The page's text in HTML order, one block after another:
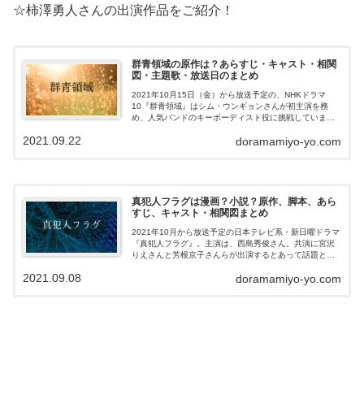
☆柿澤勇人さんの出演作品をご紹介！
群青領域の原作は？あらすじ・キャスト・相関
図・主題歌・放送日のまとめ
2021年10月15日（金）から放送予定の、NHKドラマ
10『群青領域』はシム・ウンギョンさんが初主演を務
め、人気バンドのキーボーディスト役に挑戦していま
記事では、ドラマの原作・脚本・あらす...doramamiyo-yo.com
2021.09.22
真犯人フラグは漫画？小説？原作、脚本、あら
すじ、キャスト・相関図まとめ
2021年10月から放送予定の日本テレビ系・新日曜ドラマ
『真犯人フラグ』。主演は、西島秀俊さん。共演に宮沢
りえさんと芳根京子さんらが出演するとあって話題とな
のでしょうか？この記事では、ドラマ...doramamiyo-yo.com
2021.09.08